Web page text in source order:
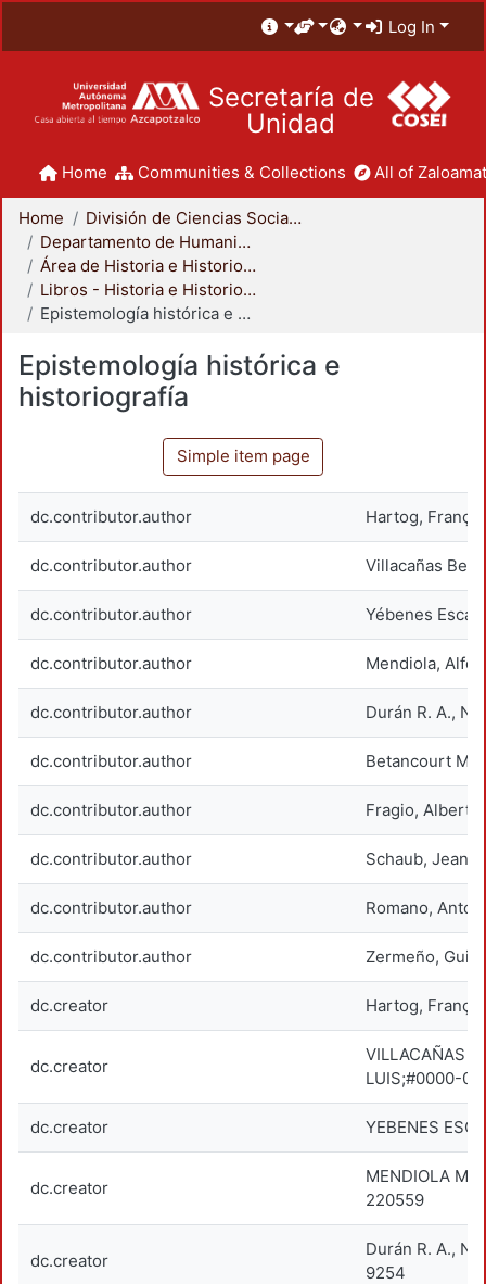
Log In
Secretaría de
Unidad
Home Communities & Collections All of
Home
División de Ciencias Sociales y Humanidades
Departamento de Humanidades
Área de Historia e Historiografía
Libros - Historia e Historiografía
Epistemología histórica e historiografía
Epistemología histórica e
historiografía
Simple item page
dc.contributor.author Hartog,
dc.contributor.author Villacañas
dc.contributor.author Yébenes
dc.contributor.author Mendiola,
dc.contributor.author Durán R. A.,
dc.contributor.author Betancourt
dc.contributor.author Fragio, Alberto
dc.contributor.author Schaub, Jean-
dc.contributor.author Romano,
dc.contributor.author Zermeño,
dc.creator Hartog,
dc.creator
VILLACAÑAS
LUIS;#0000-
dc.creator YEBENES
dc.creator
MENDIOLA
220559
dc.creator
Durán R. A.,
9254